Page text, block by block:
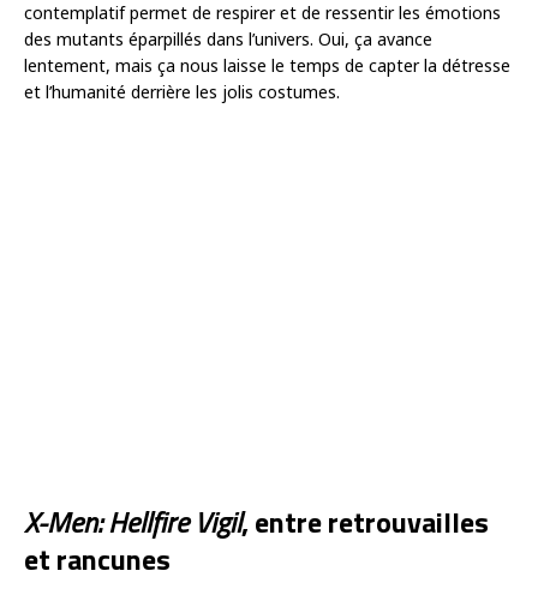
contemplatif permet de respirer et de ressentir les émotions
des mutants éparpillés dans l’univers. Oui, ça avance
lentement, mais ça nous laisse le temps de capter la détresse
et l’humanité derrière les jolis costumes.
X-Men: Hellfire Vigil, entre retrouvailles
et rancunes